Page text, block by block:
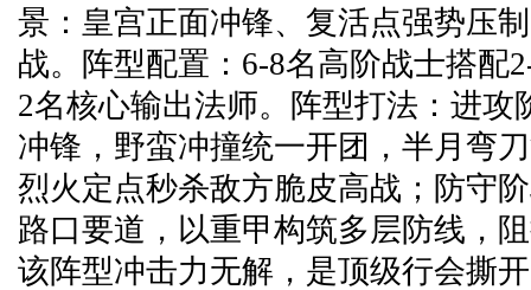
景：皇宫正面冲锋、复活点强势压
战。阵型配置：6-8名高阶战士搭配
2名核心输出法师。阵型打法：进攻
冲锋，野蛮冲撞统一开团，半月弯
烈火定点秒杀敌方脆皮高战；防守
路口要道，以重甲构筑多层防线，
该阵型冲击力无解，是顶级行会撕